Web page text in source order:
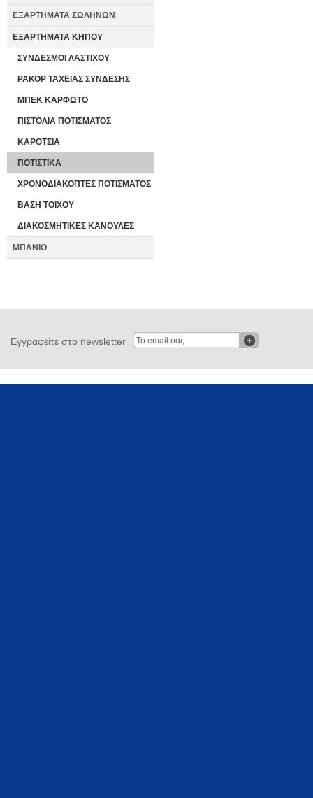
ΕΞΑΡΤΗΜΑΤΑ ΣΩΛΗΝΩΝ
ΕΞΑΡΤΗΜΑΤΑ ΚΗΠΟΥ
ΣΥΝΔΕΣΜΟΙ ΛΑΣΤΙΧΟΥ
ΡΑΚΟΡ ΤΑΧΕΙΑΣ ΣΥΝΔΕΣΗΣ
ΜΠΕΚ ΚΑΡΦΩΤΟ
ΠΙΣΤΟΛΙΑ ΠΟΤΙΣΜΑΤΟΣ
ΚΑΡΟΤΣΙΑ
ΠΟΤΙΣΤΙΚΑ
ΧΡΟΝΟΔΙΑΚΟΠΤΕΣ ΠΟΤΙΣΜΑΤΟΣ
ΒΑΣΗ ΤΟΙΧΟΥ
ΔΙΑΚΟΣΜΗΤΙΚΕΣ ΚΑΝΟΥΛΕΣ
ΜΠΑΝΙΟ
Εγγραφείτε στο newsletter